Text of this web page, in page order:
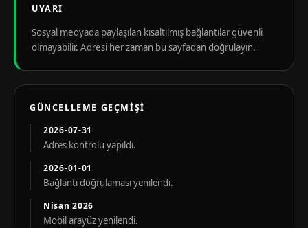
UYARI
Sosyal medyada paylaşılan kısaltılmış bağlantılar güvenli
olmayabilir. Adresi her zaman bu sayfadan doğrulayın.
GÜNCELLEME GEÇMIŞI
2026-07-31
Adres kontrolü yapıldı.
2026-01-01
Bağlantı doğrulaması yenilendi.
Nisan 2026
Mobil arayüz yenilendi.